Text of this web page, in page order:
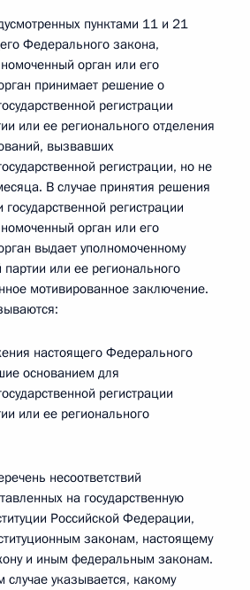
пунктами 11 и 21
Федерального закона,
орган или его
принимает решение о
регистрации
или ее регионального отделения
вызвавших
регистрации, но не
В случае принятия решения
регистрации
орган или его
выдает уполномоченному
партии или ее регионального
мотивированное заключение.
настоящего Федерального
основанием для
регистрации
или ее регионального
несоответствий
на государственную
Российской Федерации,
законам, настоящему
и иным федеральным законам.
указывается, какому